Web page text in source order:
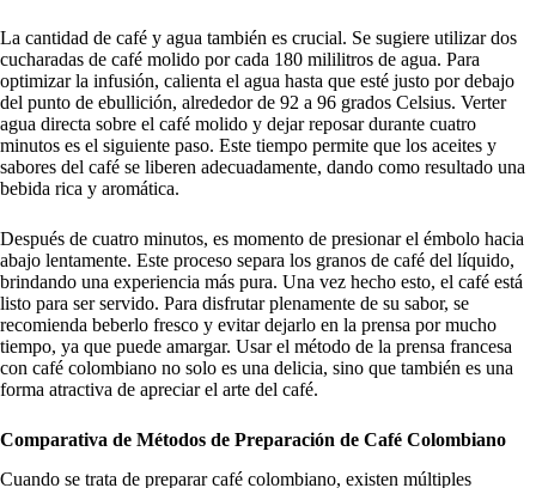
La cantidad de café y agua también es crucial. Se sugiere utilizar dos
cucharadas de café molido por cada 180 mililitros de agua. Para
optimizar la infusión, calienta el agua hasta que esté justo por debajo
del punto de ebullición, alrededor de 92 a 96 grados Celsius. Verter
agua directa sobre el café molido y dejar reposar durante cuatro
minutos es el siguiente paso. Este tiempo permite que los aceites y
sabores del café se liberen adecuadamente, dando como resultado una
bebida rica y aromática.
Después de cuatro minutos, es momento de presionar el émbolo hacia
abajo lentamente. Este proceso separa los granos de café del líquido,
brindando una experiencia más pura. Una vez hecho esto, el café está
listo para ser servido. Para disfrutar plenamente de su sabor, se
recomienda beberlo fresco y evitar dejarlo en la prensa por mucho
tiempo, ya que puede amargar. Usar el método de la prensa francesa
con café colombiano no solo es una delicia, sino que también es una
forma atractiva de apreciar el arte del café.
Comparativa de Métodos de Preparación de Café Colombiano
Cuando se trata de preparar café colombiano, existen múltiples